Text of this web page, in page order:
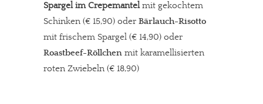
Spargel im Crepemantelmit gekochtem
Schinken (€ 15,90) oder Bärlauch-Risotto
mit frischem Spargel (€ 14,90) oder
Roastbeef-Röllchen mit karamellisierten
roten Zwiebeln (€ 18,90)